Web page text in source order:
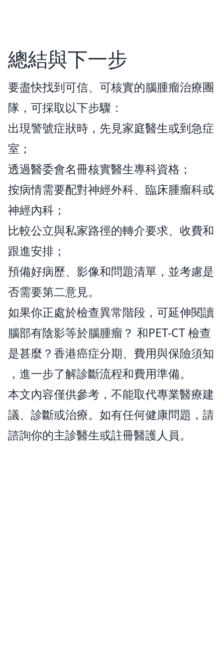
總結與下一步
要盡快找到可信、可核實的腦腫瘤治療團
隊，可採取以下步驟：
出現警號症狀時，先見家庭醫生或到急症
室；
透過醫委會名冊核實醫生專科資格；
按病情需要配對神經外科、臨床腫瘤科或
神經內科；
比較公立與私家路徑的轉介要求、收費和
跟進安排；
預備好病歷、影像和問題清單，並考慮是
否需要第二意見。
如果你正處於檢查異常階段，可延伸閱讀
腦部有陰影等於腦腫瘤？ 和PET-CT 檢查
是甚麼？香港癌症分期、費用與保險須知
，進一步了解診斷流程和費用準備。
本文內容僅供參考，不能取代專業醫療建
議、診斷或治療。如有任何健康問題，請
諮詢你的主診醫生或註冊醫護人員。